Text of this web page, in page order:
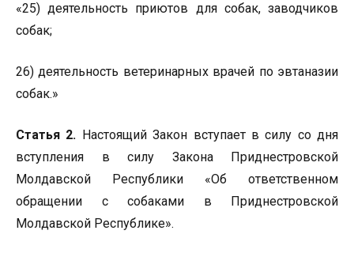
«25) деятельность приютов для собак, заводчиков
собак;
26) деятельность ветеринарных врачей по эвтаназии
собак.»
Статья 2. Настоящий Закон вступает в силу со дня
вступления в силу Закона Приднестровской
Молдавской Республики «Об ответственном
обращении с собаками в Приднестровской
Молдавской Республике».